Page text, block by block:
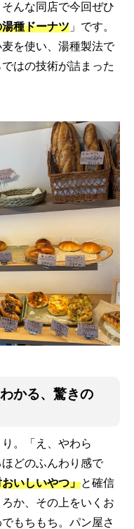
んな同店で今回ぜひ
種ドーナツ 」です。
を使い、湯種製法で
はの技術が詰まった
かる、驚きの
。「え、やわら
どのふんわり感で
いしいやつ」と確信
か、その上をいくお
もちもち。パン屋さ